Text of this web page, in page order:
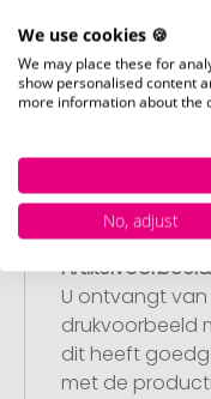
Upload uw
afrekenpagina
bestelling af.
geen geschikt
Stap 3:
U ontvangt
drukvoorbeeld
dit heeft
met de
We use cookies 🍪
We may place these for
show personalised content
more information about the
No, adjust